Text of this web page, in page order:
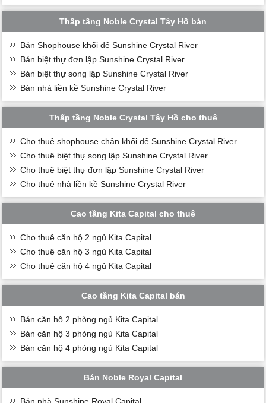
Thấp tầng Noble Crystal Tây Hồ bán
Bán Shophouse khối đế Sunshine Crystal River
Bán biệt thự đơn lập Sunshine Crystal River
Bán biệt thự song lập Sunshine Crystal River
Bán nhà liền kề Sunshine Crystal River
Thấp tầng Noble Crystal Tây Hồ cho thuê
Cho thuê shophouse chân khối đế Sunshine Crystal River
Cho thuê biệt thự song lập Sunshine Crystal River
Cho thuê biệt thự đơn lập Sunshine Crystal River
Cho thuê nhà liền kề Sunshine Crystal River
Cao tầng Kita Capital cho thuê
Cho thuê căn hộ 2 ngủ Kita Capital
Cho thuê căn hộ 3 ngủ Kita Capital
Cho thuê căn hộ 4 ngủ Kita Capital
Cao tầng Kita Capital bán
Bán căn hộ 2 phòng ngủ Kita Capital
Bán căn hộ 3 phòng ngủ Kita Capital
Bán căn hộ 4 phòng ngủ Kita Capital
Bán Noble Royal Capital
Bán nhà Sunshine Royal Capital